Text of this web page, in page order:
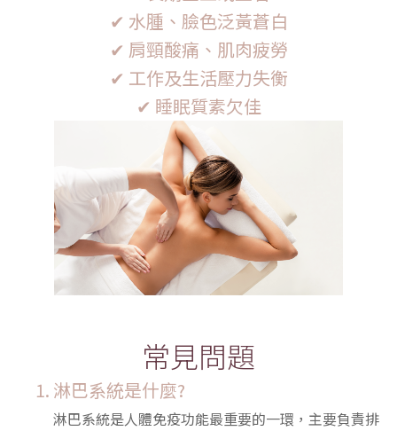
✔ 水腫、臉色泛黃蒼白
✔ 肩頸酸痛、肌肉疲勞
✔ 工作及生活壓力失衡
✔ 睡眠質素欠佳
常見問題
淋巴系統是什麼?
淋巴系統是人體免疫功能最重要的一環，主要負責排